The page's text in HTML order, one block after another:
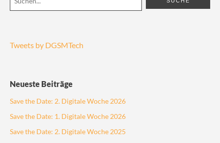
Tweets by DGSMTech
Neueste Beiträge
Save the Date: 2. Digitale Woche 2026
Save the Date: 1. Digitale Woche 2026
Save the Date: 2. Digitale Woche 2025